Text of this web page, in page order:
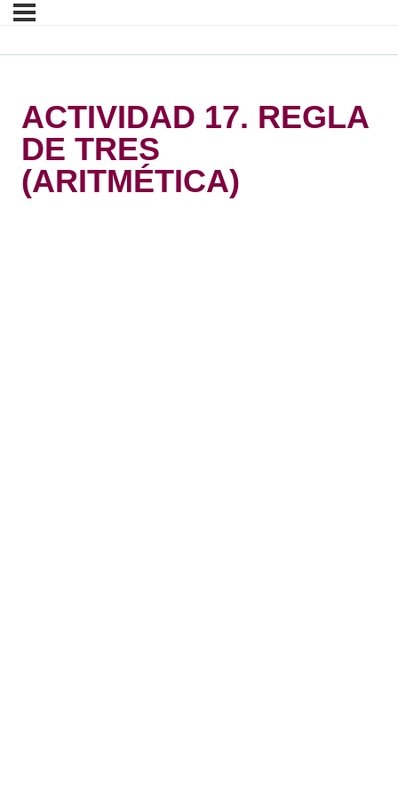
ACTIVIDAD 17. REGLA
DE TRES
(ARITMÉTICA)